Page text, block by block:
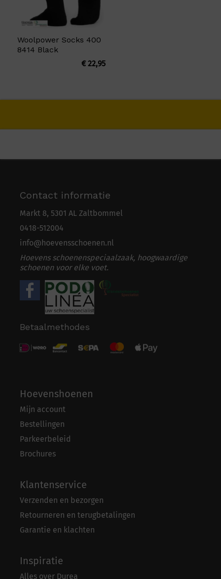
Woolpower Socks 400
8414 Black
€22,95
Contact informatie
Markt 8, 5301 AL Zaltbommel
0418-512004
info@hoevensschoenen.nl
Hoevens schoenenspeciaalzaak, hoogwaardige
schoenen voor elke voet.
Betaalmethodes
Hoevenshoenen
Mijn account
Bestellingen
Parkeerbeleid
Brochures
Klantenservice
Verzenden en bezorgen
Retourneren en terugbetalingen
Garantie en klachten
Inspiratie
Alles over Durea